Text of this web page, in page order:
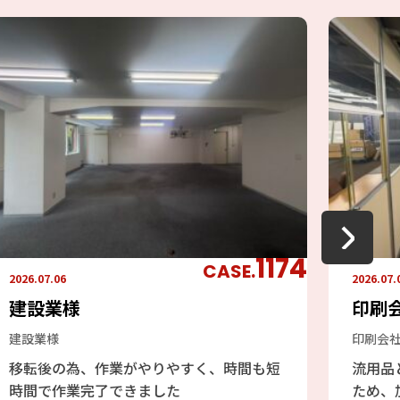
CASE.1174
2026.07.06
建設業様
建設業様
移転後の為、作業がやりやすく、時間も短
時間で作業完了できました
印刷
印刷会
流用品
ため、